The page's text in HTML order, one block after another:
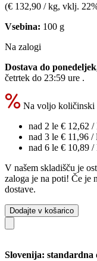
(€ 132,90 / kg, vklj.
Vsebina: 100 g
Na zalogi
Dostava do
četrtek do 23:59 ure .
Na voljo količinski
nad 2 le € 12,62 /
nad 3 le € 11,96 /
nad 6 le € 10,89 /
V našem skladišču je
zaloga je na poti! Če je
dostave.
Dodajte v košarico
Slovenija: standardna